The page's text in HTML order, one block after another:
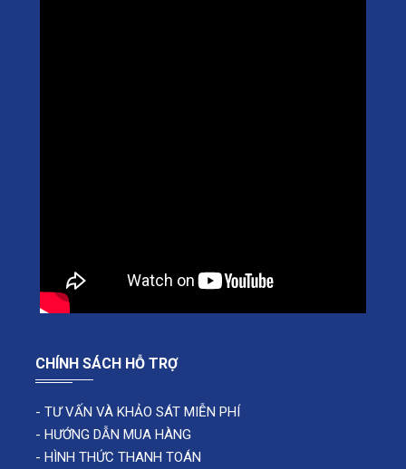
CHÍNH SÁCH HỖ TRỢ
- TƯ VẤN VÀ KHẢO SÁT MIỄN PHÍ
- HƯỚNG DẪN MUA HÀNG
- HÌNH THỨC THANH TOÁN